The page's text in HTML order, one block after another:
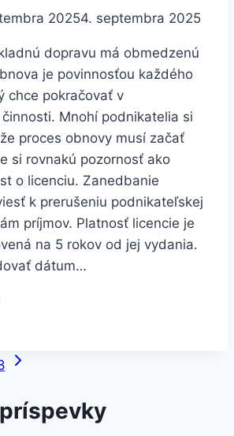
20254. septembra 2025
dopravu má obmedzenú
je povinnosťou každého
chce pokračovať v
Mnohí podnikatelia si
proces obnovy musí začať
si rovnakú pozornosť ako
o licenciu. Zanedbanie
k prerušeniu podnikateľskej
príjmov. Platnosť licencie je
na 5 rokov od jej vydania.
dátum…
Next